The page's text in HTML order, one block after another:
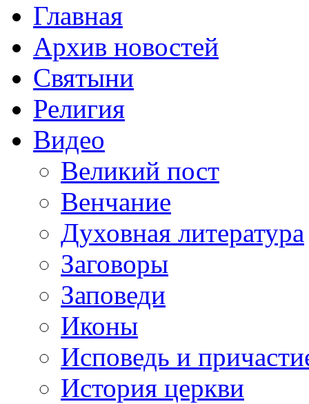
Главная
Архив новостей
Святыни
Религия
Видео
Великий пост
Венчание
Духовная литература
Заговоры
Заповеди
Иконы
Исповедь и
История церкви